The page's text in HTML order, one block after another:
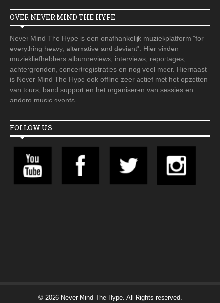
OVER NEVER MIND THE HYPE
Never Mind The Hype is een onafhankelijk muziekplatform "for
everything heavy, alternative and deviant". Hier vinden
muziekliefhebbers albumreviews, interviews, reportages,
achtergronden, concertregistraties en nog veel meer. Hiernaast
is Never Mind The Hype ook offline zeer actief met het opzetten
van tours, band support en het organiseren van sessies en
andere music events.
FOLLOW US
© 2026 Never Mind The Hype. All Rights reserved.